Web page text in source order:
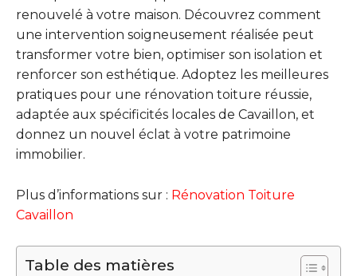
renouvelé à votre maison. Découvrez comment
une intervention soigneusement réalisée peut
transformer votre bien, optimiser son isolation et
renforcer son esthétique. Adoptez les meilleures
pratiques pour une rénovation toiture réussie,
adaptée aux spécificités locales de Cavaillon, et
donnez un nouvel éclat à votre patrimoine
immobilier.
Plus d’informations sur : Rénovation Toiture
Cavaillon
Table des matières